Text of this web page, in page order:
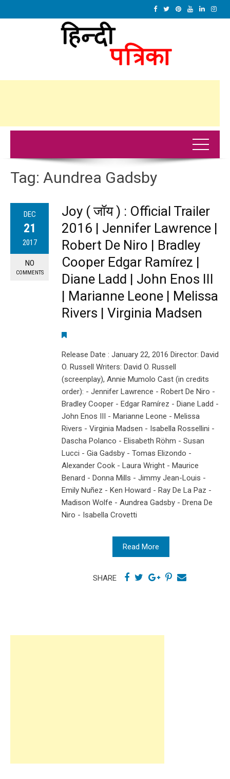
Tag: Aundrea Gadsby
DEC
21
2017
NO
COMMENTS
Joy ( जॉय ) : Official Trailer
2016 | Jennifer Lawrence |
Robert De Niro | Bradley
Cooper Edgar Ramírez |
Diane Ladd | John Enos III
| Marianne Leone | Melissa
Rivers | Virginia Madsen
Release Date : January 22, 2016 Director: David
O. Russell Writers: David O. Russell
(screenplay), Annie Mumolo Cast (in credits
order): - Jennifer Lawrence - Robert De Niro -
Bradley Cooper - Edgar Ramírez - Diane Ladd -
John Enos III - Marianne Leone - Melissa
Rivers - Virginia Madsen - Isabella Rossellini -
Dascha Polanco - Elisabeth Röhm - Susan
Lucci - Gia Gadsby - Tomas Elizondo -
Alexander Cook - Laura Wright - Maurice
Benard - Donna Mills - Jimmy Jean-Louis -
Emily Nuñez - Ken Howard - Ray De La Paz -
Madison Wolfe - Aundrea Gadsby - Drena De
Niro - Isabella Crovetti
Read More
SHARE